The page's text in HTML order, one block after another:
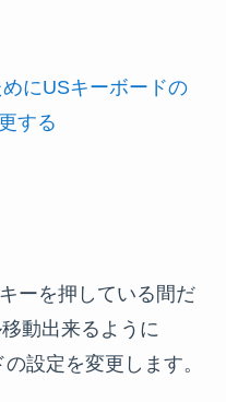
にUSキーボードの
する
ーを押している間だ
動出来るように
設定を変更します。